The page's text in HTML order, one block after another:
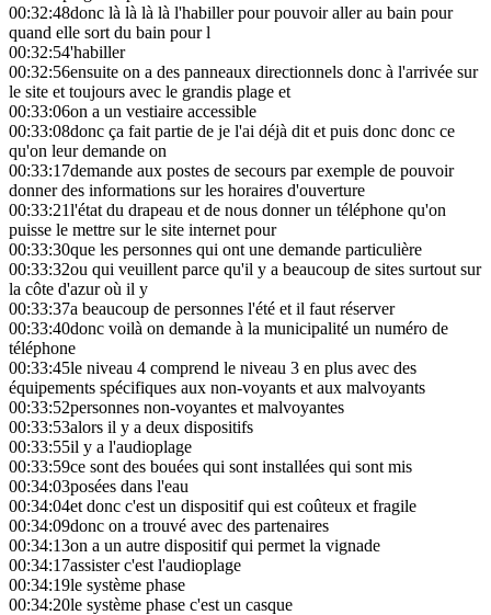
00:32:48donc là là là là l'habiller pour pouvoir aller au bain pour
quand elle sort du bain pour l
00:32:54'habiller
00:32:56ensuite on a des panneaux directionnels donc à l'arrivée sur
le site et toujours avec le grandis plage et
00:33:06on a un vestiaire accessible
00:33:08donc ça fait partie de je l'ai déjà dit et puis donc donc ce
qu'on leur demande on
00:33:17demande aux postes de secours par exemple de pouvoir
donner des informations sur les horaires d'ouverture
00:33:21l'état du drapeau et de nous donner un téléphone qu'on
puisse le mettre sur le site internet pour
00:33:30que les personnes qui ont une demande particulière
00:33:32ou qui veuillent parce qu'il y a beaucoup de sites surtout sur
la côte d'azur où il y
00:33:37a beaucoup de personnes l'été et il faut réserver
00:33:40donc voilà on demande à la municipalité un numéro de
téléphone
00:33:45le niveau 4 comprend le niveau 3 en plus avec des
équipements spécifiques aux non-voyants et aux malvoyants
00:33:52personnes non-voyantes et malvoyantes
00:33:53alors il y a deux dispositifs
00:33:55il y a l'audioplage
00:33:59ce sont des bouées qui sont installées qui sont mis
00:34:03posées dans l'eau
00:34:04et donc c'est un dispositif qui est coûteux et fragile
00:34:09donc on a trouvé avec des partenaires
00:34:13on a un autre dispositif qui permet la vignade
00:34:17assister c'est l'audioplage
00:34:19le système phase
00:34:20le système phase c'est un casque